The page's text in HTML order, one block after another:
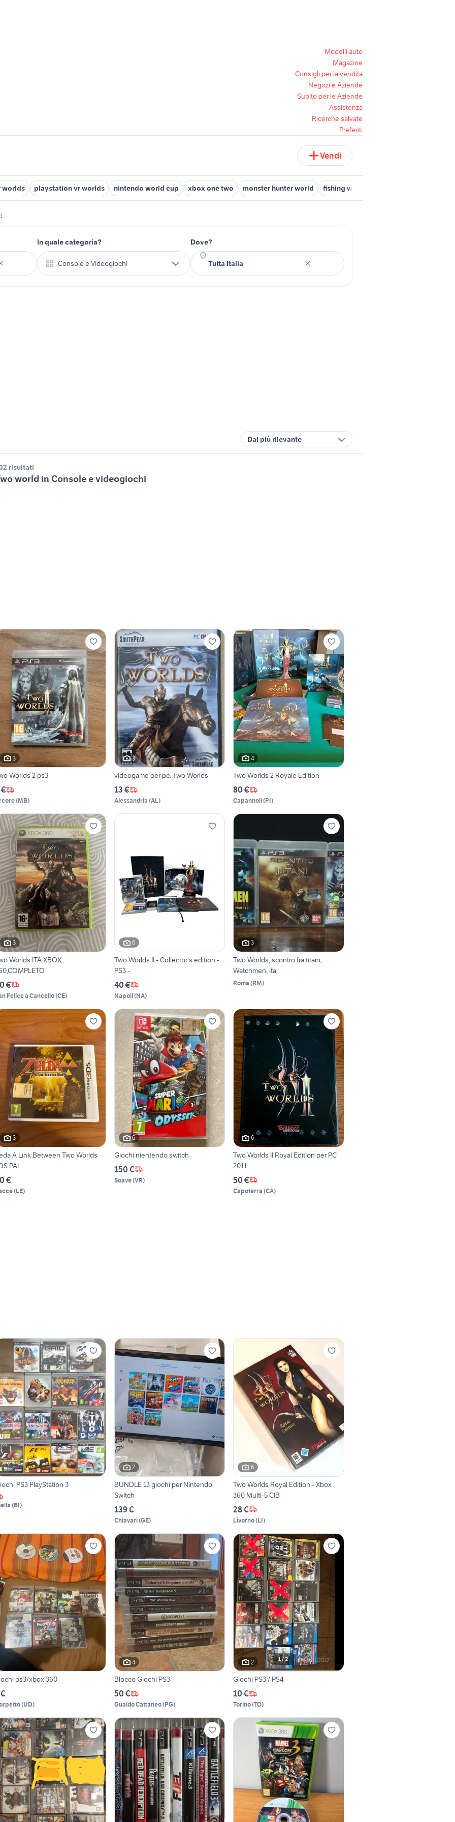
Modelli auto
Magazine
Consigli per la vendita
Negozi e Aziende
Subito per le Aziende
Assistenza
Ricerche salvate
Preferiti
Vendi
worlds playstation vr worlds nintendo world cup xbox one two monster hunter world fishing world
In quale categoria?
Console e Videogiochi
Dove?
Dal più rilevante
risultati
world in Console e videogiochi
3
Worlds 2 ps3
(MB)
3
videogame per pc: Two Worlds
13 €
Alessandria (AL)
4
Two Worlds 2 Royale Edition
80 €
Capannoli(PI)
3
Worlds ITA XBOX
€
Felice a Cancello(CE)
6
Two Worlds II - Collector's edition -
PS3 -
40 €
Napoli(NA)
3
Two Worlds, scontro fra titani,
Watchmen, ita
Roma (RM)
3
A Link Between Two Worlds
PAL
€
(LE)
6
Giochi nientendo switch
150 €
Soave(VR)
6
Two Worlds II Royal Edition per PC
2011
50 €
Capoterra (CA)
PS3 PlayStation 3
(BI)
2
BUNDLE 13 giochi per Nintendo
Switch
139 €
Chiavari(GE)
6
Two Worlds Royal Edition - Xbox
360 Multi-5 CIB
28 €
Livorno(LI)
ps3/xbox 360
(UD)
4
Blocco Giochi PS3
50 €
Gualdo Cattaneo(PG)
2
Giochi PS3 / PS4
10 €
Torino(TO)